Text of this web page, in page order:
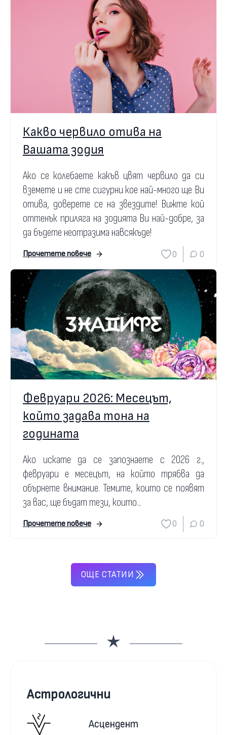
Какво червило отива на
Вашата зодия
Ако се колебаете какъв цвят червило да си
вземете и не сте сигурни кое най-много ще Ви
отива, доверете се на звездите! Вижте кой
оттенък приляга на зодията Ви най-добре, за
да бъдете неотразима навсякъде!
Прочетете повече 0 0
Февруари 2026: Месецът,
който задава тона на
годината
Ако искате да се запознаете с 2026 г.,
февруари е месецът, на който трябва да
обърнете внимание. Темите, които се появят
за вас, ще бъдат тези, които...
Прочетете повече 0 0
ОЩЕ СТАТИИ
Астрологични
Асцендент